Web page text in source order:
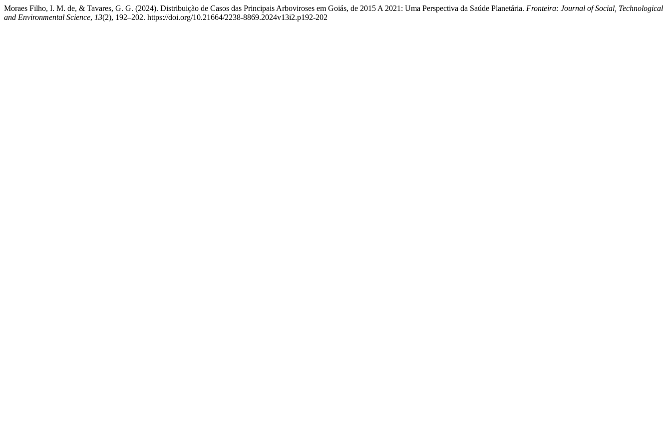
Moraes Filho, I. M. de, & Tavares, G. G. (2024). Distribuição de Casos das Principais Arboviroses em Goiás, de 2015 A 2021: Uma Perspectiva da Saúde Planetária. Fronteira: Journal of Social, Technological
and Environmental Science, 13(2), 192–202. https://doi.org/10.21664/2238-8869.2024v13i2.p192-202